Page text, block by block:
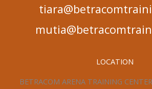
LOCATION
BETRACOM ARENA TRAINING